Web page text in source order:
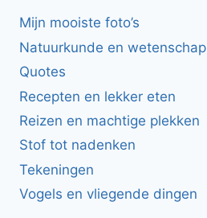
Mijn mooiste foto’s
Natuurkunde en wetenschap
Quotes
Recepten en lekker eten
Reizen en machtige plekken
Stof tot nadenken
Tekeningen
Vogels en vliegende dingen